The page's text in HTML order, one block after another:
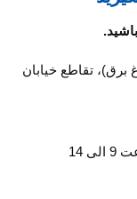
برق)، تقاطع خیابان